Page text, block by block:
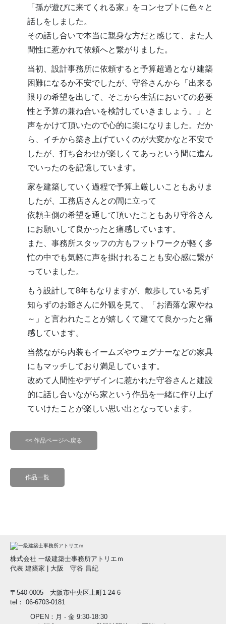
「孫が遊びに来てくれる家」をコンセプトに色々と
話しをしました。
その話し合いで本当に親身な方だと感じて、また人
間性に惹かれて依頼へと繋がりました。
当初、設計事務所に依頼すると予算超過となり建築
困難になるか不安でしたが、守谷さんから「出来る
限りの希望を出して、そこから生活においての必要
性と予算の兼ね合いを検討していきましょう。」と
声をかけて頂いたので心的に楽になりました。だか
ら、イチから築き上げていくのが大変かなと不安で
したが、打ち合わせが楽しくてあっという間に進ん
でいったのを記憶しています。
家を建築していく過程で予算上厳しいこともありま
したが、工務店さんとの間に立って
依頼主側の希望を通して頂いたこともあり守谷さん
にお願いして良かったと痛感しています。
また、事務所スタッフの方もフットワークが軽く多
忙の中でも気軽に声を掛けれることも安心感に繋が
っていました。
もう設計して8年もなりますが、散歩している見ず
知らずのお爺さんに外観を見て、「お洒落な家やね
～」と言われたことが嬉しくて建てて良かったと痛
感しています。
当然ながら内装もイームズやウェグナーなどの家具
にもマッチしており満足しています。
改めて人間性やデザインに惹かれた守谷さんと建設
的に話し合いながら家という作品を一緒に作り上げ
ていけたことが楽しい思い出となっています。
<< 作品ページへ戻る
作品一覧
株式会社 一級建築士事務所アトリエｍ
代表 建築家 | 大阪 守谷 昌紀
〒540-0005 大阪市中央区上町1-24-6
tel： 06-6703-0181
OPEN：月 - 金 9:30-18:30